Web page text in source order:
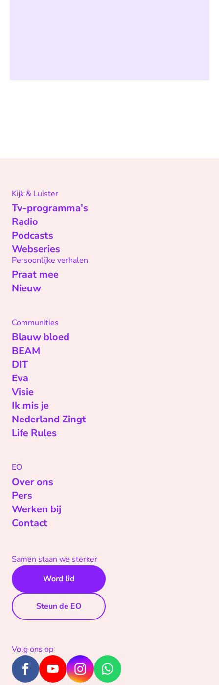
Kijk & Luister
Tv-programma's
Radio
Podcasts
Webseries
Persoonlijke verhalen
Praat mee
Nieuw
Communities
Blauw bloed
BEAM
DIT
Eva
Visie
Ik mis je
Nederland Zingt
Life Rules
EO
Over ons
Pers
Werken bij
Contact
Samen staan we sterker
Word lid
Steun de EO
Volg ons op